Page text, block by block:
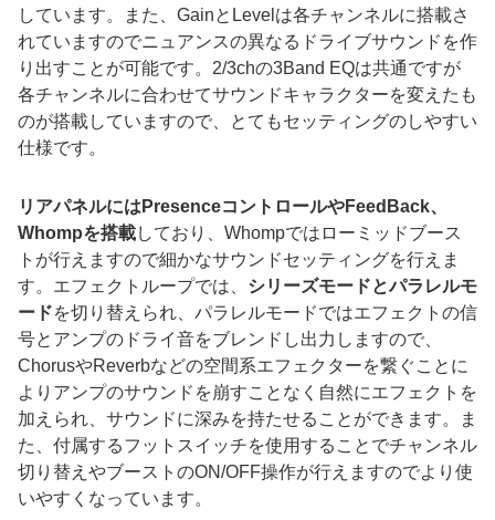
しています。また、GainとLevelは各チャンネルに搭載さ
れていますのでニュアンスの異なるドライブサウンドを作
り出すことが可能です。2/3chの3Band EQは共通ですが
各チャンネルに合わせてサウンドキャラクターを変えたも
のが搭載していますので、とてもセッティングのしやすい
仕様です。
リアパネルにはPresenceコントロールやFeedBack、
Whompを搭載しており、Whompではローミッドブース
トが行えますので細かなサウンドセッティングを行えま
す。エフェクトループでは、 シリーズモードとパラレルモ
ードを切り替えられ、パラレルモードではエフェクトの信
号とアンプのドライ音をブレンドし出力しますので、
ChorusやReverbなどの空間系エフェクターを繋ぐことに
よりアンプのサウンドを崩すことなく自然にエフェクトを
加えられ、サウンドに深みを持たせることができます。ま
た、付属するフットスイッチを使用することでチャンネル
切り替えやブーストのON/OFF操作が行えますのでより使
いやすくなっています。